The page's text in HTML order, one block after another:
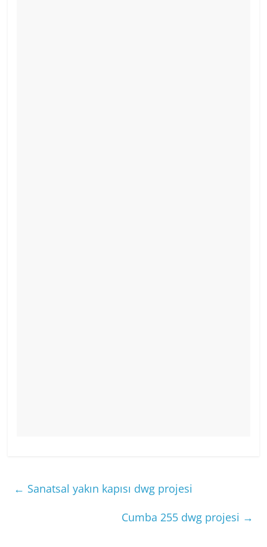
← Sanatsal yakın kapısı dwg projesi
Cumba 255 dwg projesi →